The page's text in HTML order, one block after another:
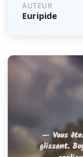
AUTEUR
Euripide